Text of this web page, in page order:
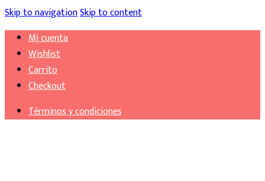
Skip to navigationSkip to content
Mi cuenta
Wishlist
Carrito
Checkout
Términos y condiciones